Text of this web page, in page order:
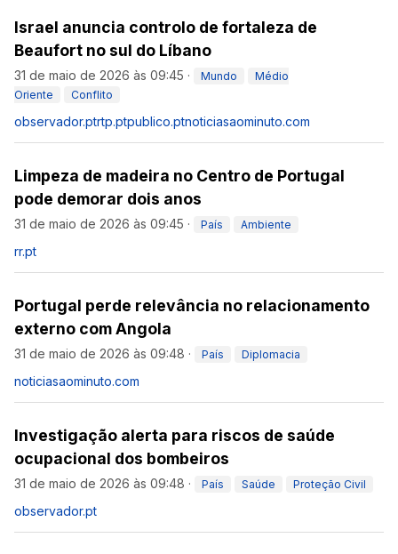
Israel anuncia controlo de fortaleza de
Beaufort no sul do Líbano
31 de maio de 2026 às 09:45 · Mundo
Médio
Oriente
Conflito
observador.ptrtp.ptpublico.ptnoticiasaominuto.com
Limpeza de madeira no Centro de Portugal
pode demorar dois anos
31 de maio de 2026 às 09:45 · País Ambiente
rr.pt
Portugal perde relevância no relacionamento
externo com Angola
31 de maio de 2026 às 09:48 · País Diplomacia
noticiasaominuto.com
Investigação alerta para riscos de saúde
ocupacional dos bombeiros
31 de maio de 2026 às 09:48 · País Saúde Proteção Civil
observador.pt